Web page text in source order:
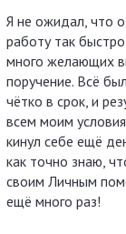
Я не ожидал, что
работу так
много желающих
поручение. Всё
чётко в срок, и
всем моим
кинул себе ещё
как точно знаю,
своим Личным
ещё много раз!